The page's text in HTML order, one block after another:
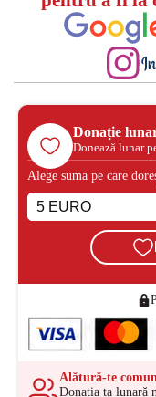
Donație
Donează lunar
Alege suma pe care
Alătură-te
Donația ta lunară